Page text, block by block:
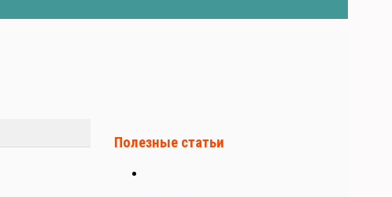
Полезные статьи